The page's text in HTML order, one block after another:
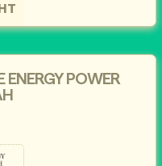
ENERGY POWER